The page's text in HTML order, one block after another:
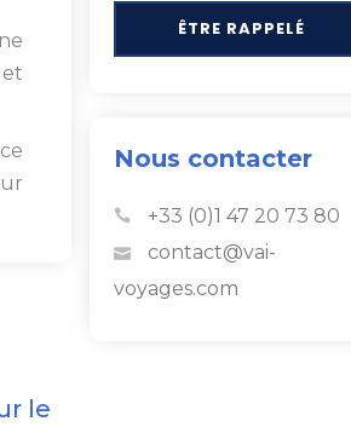
le
Nous contacter
+33 (0)1 47 20 73 80
contact@vai-
voyages.com